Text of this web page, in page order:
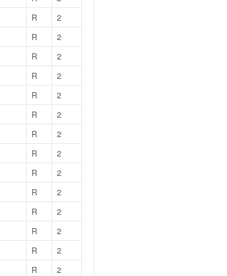
R
2
R
2
R
2
R
2
R
2
R
2
R
2
R
2
R
2
R
2
R
2
R
2
R
2
R
2